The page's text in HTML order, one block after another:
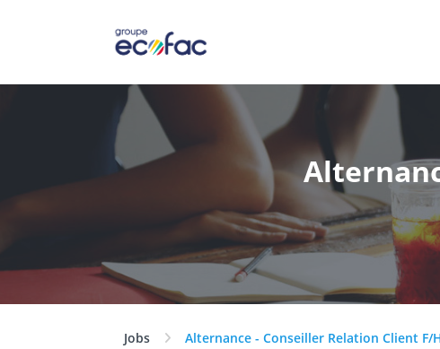
Jobs Alternance - Conseiller Relation Client F/